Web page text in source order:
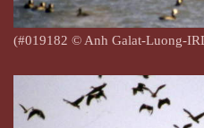
(#019182 © Anh Galat-Luong-